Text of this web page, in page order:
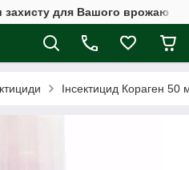
захисту для Вашого врожаю
Інсектицид Кораген 50